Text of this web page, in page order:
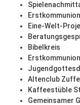
Eine-Welt-
Bibelkreis
Altenclub
Kaffeestüble
Gemeinsamer